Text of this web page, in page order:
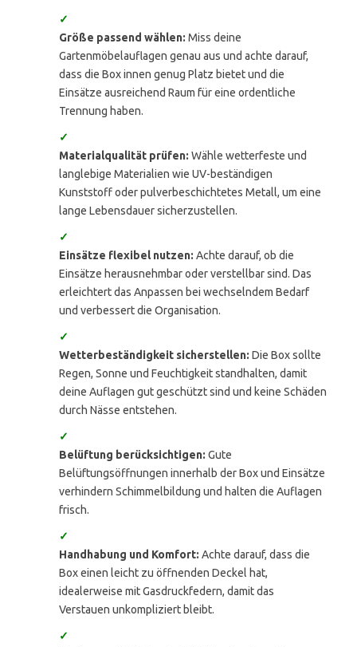
✓
Größe passend wählen: Miss deine
Gartenmöbelauflagen genau aus und achte darauf,
dass die Box innen genug Platz bietet und die
Einsätze ausreichend Raum für eine ordentliche
Trennung haben.
✓
Materialqualität prüfen: Wähle wetterfeste und
langlebige Materialien wie UV-beständigen
Kunststoff oder pulverbeschichtetes Metall, um eine
lange Lebensdauer sicherzustellen.
✓
Einsätze flexibel nutzen: Achte darauf, ob die
Einsätze herausnehmbar oder verstellbar sind. Das
erleichtert das Anpassen bei wechselndem Bedarf
und verbessert die Organisation.
✓
Wetterbeständigkeit sicherstellen: Die Box sollte
Regen, Sonne und Feuchtigkeit standhalten, damit
deine Auflagen gut geschützt sind und keine Schäden
durch Nässe entstehen.
✓
Belüftung berücksichtigen: Gute
Belüftungsöffnungen innerhalb der Box und Einsätze
verhindern Schimmelbildung und halten die Auflagen
frisch.
✓
Handhabung und Komfort: Achte darauf, dass die
Box einen leicht zu öffnenden Deckel hat,
idealerweise mit Gasdruckfedern, damit das
Verstauen unkompliziert bleibt.
✓